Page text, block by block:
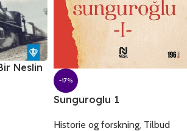
Neslin
-17%
Sunguroglu 1
Historie og forskning, Tilbud